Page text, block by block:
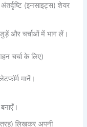
अंतर्दृष्टि (इनसाइट्स) शेयर
और चर्चाओं में भाग लें।
चर्चा के लिए)
मानें।
तरह) लिखकर अपनी